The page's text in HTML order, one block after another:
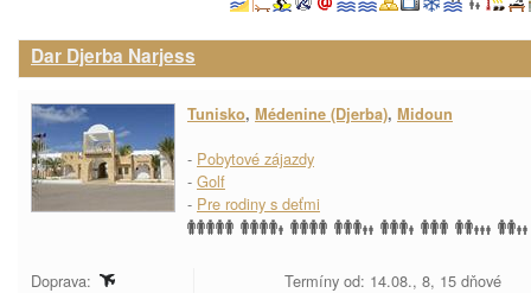
Dar Djerba Narjess
Tunisko, Médenine (Djerba), Midoun
- Pobytové zájazdy
- Golf
- Pre rodiny s deťmi
Doprava:
Termíny od: 14.08., 8, 15 dňové